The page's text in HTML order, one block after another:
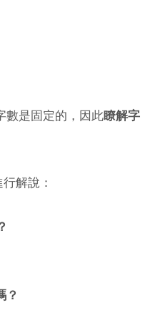
數是固定的，因此瞭解字
解說：
？